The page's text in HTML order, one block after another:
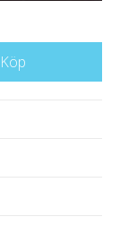
Köp